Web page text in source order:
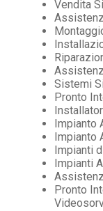
Vendita
Sistemi
Pronto
Impianto
Impianto
Impianti
Impianti
Pronto